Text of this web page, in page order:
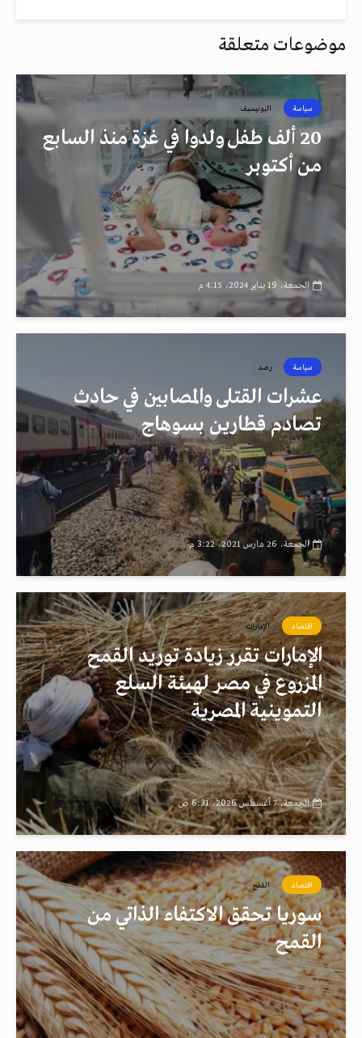
موضوعات متعلقة
سياسة اليونيسيف
20 ألف طفل ولدوا في غزة منذ السابع
من أكتوبر
الجمعة، 19 يناير 2024، 4:15 م
سياسة رصد
عشرات القتلى والمصابين في حادث
تصادم قطارين بسوهاج
الجمعة، 26 مارس 2021، 3:22 م
اقتصاد الإمارات
الإمارات تقرر زيادة توريد القمح
المزروع في مصر لهيئة السلع
التموينية المصرية
الجمعة، 7 أغسطس 2026، 6:31 ص
اقتصاد القمح
سوريا تحقق الاكتفاء الذاتي من
القمح